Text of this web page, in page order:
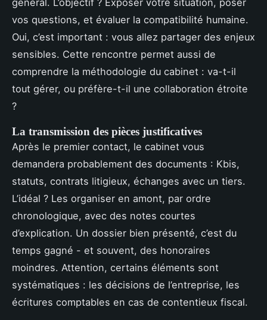
vos questions, et évaluer la compatibilité humaine.
Oui, c’est important : vous allez partager des enjeux
sensibles. Cette rencontre permet aussi de
comprendre la méthodologie du cabinet : va-t-il
tout gérer, ou préfère-t-il une collaboration étroite
?
La transmission des pièces justificatives
Après le premier contact, le cabinet vous
demandera probablement des documents : Kbis,
statuts, contrats litigieux, échanges avec un tiers.
L’idéal ? Les organiser en amont, par ordre
chronologique, avec des notes courtes
d’explication. Un dossier bien présenté, c’est du
temps gagné - et souvent, des honoraires
moindres. Attention, certains éléments sont
systématiques : les décisions de l’entreprise, les
écritures comptables en cas de contentieux fiscal.